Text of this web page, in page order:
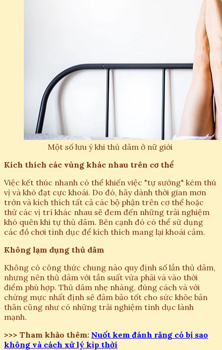
Một số lưu ý khi thủ dâm ở nữ giới
Kích thích các vùng khác nhau trên cơ thể
Việc kết thúc nhanh có thể khiến việc "tự sướng" kém thú
vị và khó đạt cực khoái. Do đó, hãy dành thời gian mơn
trớn và kích thích tất cả các bộ phận trên cơ thể hoặc
thử các vị trí khác nhau sẽ đem đến những trải nghiệm
khó quên khi tự thủ dâm. Bên cạnh đó có thể sử dụng
các đồ chơi tình dục để kích thích mang lại khoái cảm.
Không lạm dụng thủ dâm
Không có công thức chung nào quy định số lần thủ dâm,
nhưng nên thủ dâm với tần suất vừa phải và vào thời
điểm phù hợp. Thủ dâm nhẹ nhàng, đúng cách và với
chừng mực nhất định sẽ đảm bảo tốt cho sức khỏe bản
thân cũng như có những trải nghiệm tình dục lành
mạnh.
>>> Tham khảo thêm: Nuốt kem đánh răng có bị sao
không và cách xử lý kịp thời